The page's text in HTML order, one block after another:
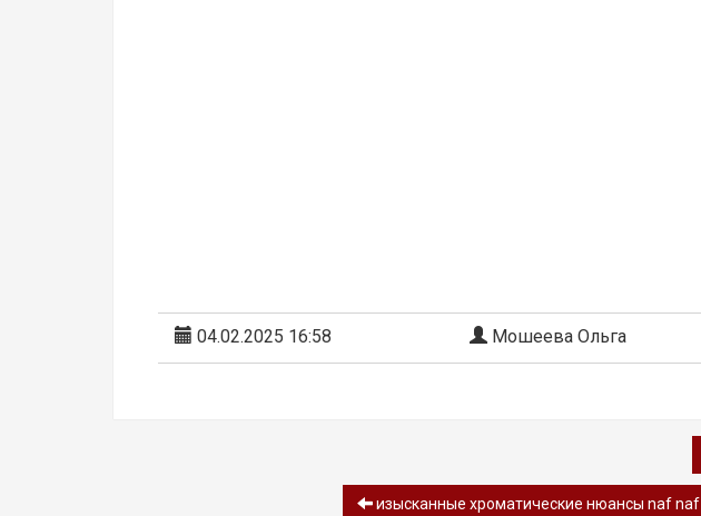
04.02.2025 16:58 Мошеева Ольга
изысканные хроматические нюансы naf naf